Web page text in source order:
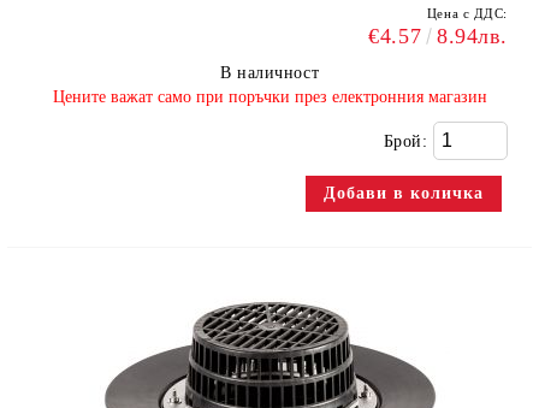
Цена с ДДС:
€4.57 8.94лв.
В наличност
​Цените важат само при поръчки през електронния магазин
Брой: